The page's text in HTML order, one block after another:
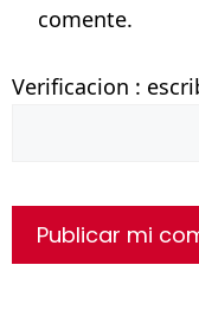
comente.
Verificacion :